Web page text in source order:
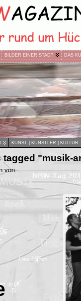
BILDER EINER STADT DAS
KUNST | KÜNSTLER | KULTUR
tagged "musik-
von: